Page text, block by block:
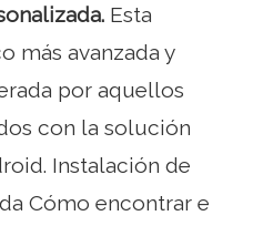
Esta
más avanzada y
por aquellos
con la solución
Instalación de
Cómo encontrar e